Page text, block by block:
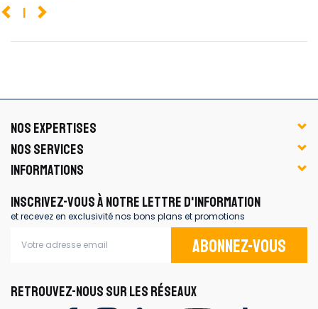
1
NOS EXPERTISES
NOS SERVICES
INFORMATIONS
INSCRIVEZ-VOUS À NOTRE LETTRE D'INFORMATION
et recevez en exclusivité nos bons plans et promotions
Abonnez-vous
RETROUVEZ-NOUS SUR LES RÉSEAUX